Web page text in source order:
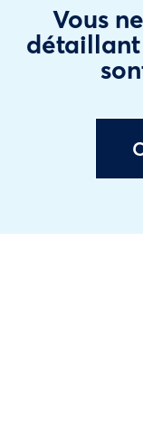
Vous